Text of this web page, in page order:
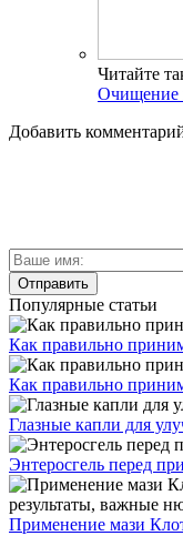
Читайте
Очищение
Добавить
Популярные статьи
Как правильно
Как правильно
Глазные капли для
Энтеросгель перед
Применение мази